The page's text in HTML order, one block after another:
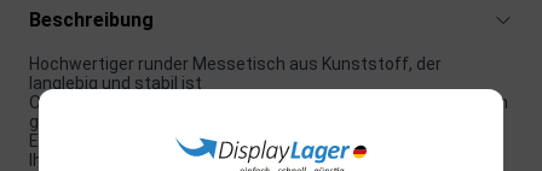
Beschreibung
Hochwertiger runder Messetisch aus Kunststoff, der
langlebig und stabil ist
Obere und untere Platte in Schwarz/Weiß, die je nach Wunsch
gedreht werden kann, um Ihr Markenimage anzupassen
Enthält ein Kunststoffpanel für Folienprints, um es leicht mit
Ihrem Logo oder Ihrer Botschaft anzupassen